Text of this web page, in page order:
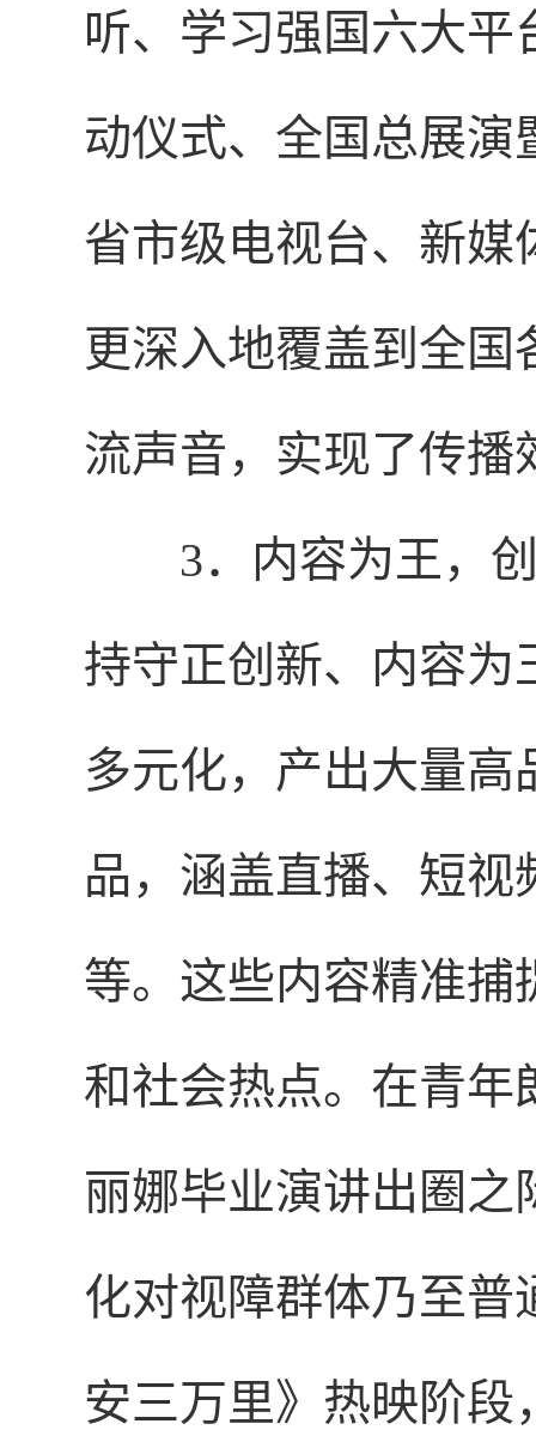
听、学习强国六大平
动仪式、全国总展
省市级电视台、新媒
更深入地覆盖到全
流声音，实现了传播
3．内容为王，
持守正创新、内容为
多元化，产出大量
品，涵盖直播、短
等。这些内容精准捕
和社会热点。在青年
丽娜毕业演讲出圈
化对视障群体乃至普
安三万里》热映阶段